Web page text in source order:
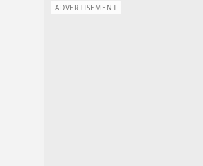
ADVERTISEMENT